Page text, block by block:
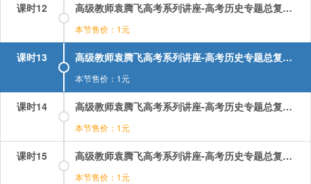
课时12 高级教师袁腾飞高考系列讲座-高考历史专题总复习：12.mp4
本节售价：1元
课时13 高级教师袁腾飞高考系列讲座-高考历史专题总复习：13.mp4
本节售价：1元
课时14 高级教师袁腾飞高考系列讲座-高考历史专题总复习：14.mp4
本节售价：1元
课时15 高级教师袁腾飞高考系列讲座-高考历史专题总复习：15.mp4
本节售价：1元